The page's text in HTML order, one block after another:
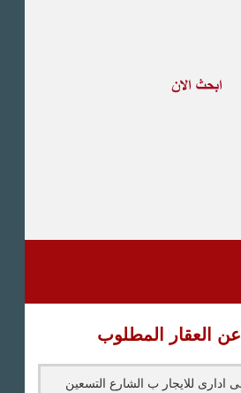
العقار المطلوب
للايجار ب الشارع التسعين